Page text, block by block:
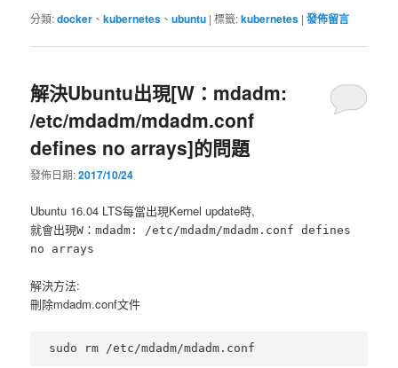
分類:docker 、kubernetes 、ubuntu |標籤:kubernetes |發佈留言
解決Ubuntu出現[W：mdadm:
/etc/mdadm/mdadm.conf
defines no arrays]的問題
發佈日期:2017/10/24
Ubuntu 16.04 LTS每當出現Kernel update時,
就會出現W：mdadm: /etc/mdadm/mdadm.conf defines
no arrays
解決方法:
刪除mdadm.conf文件